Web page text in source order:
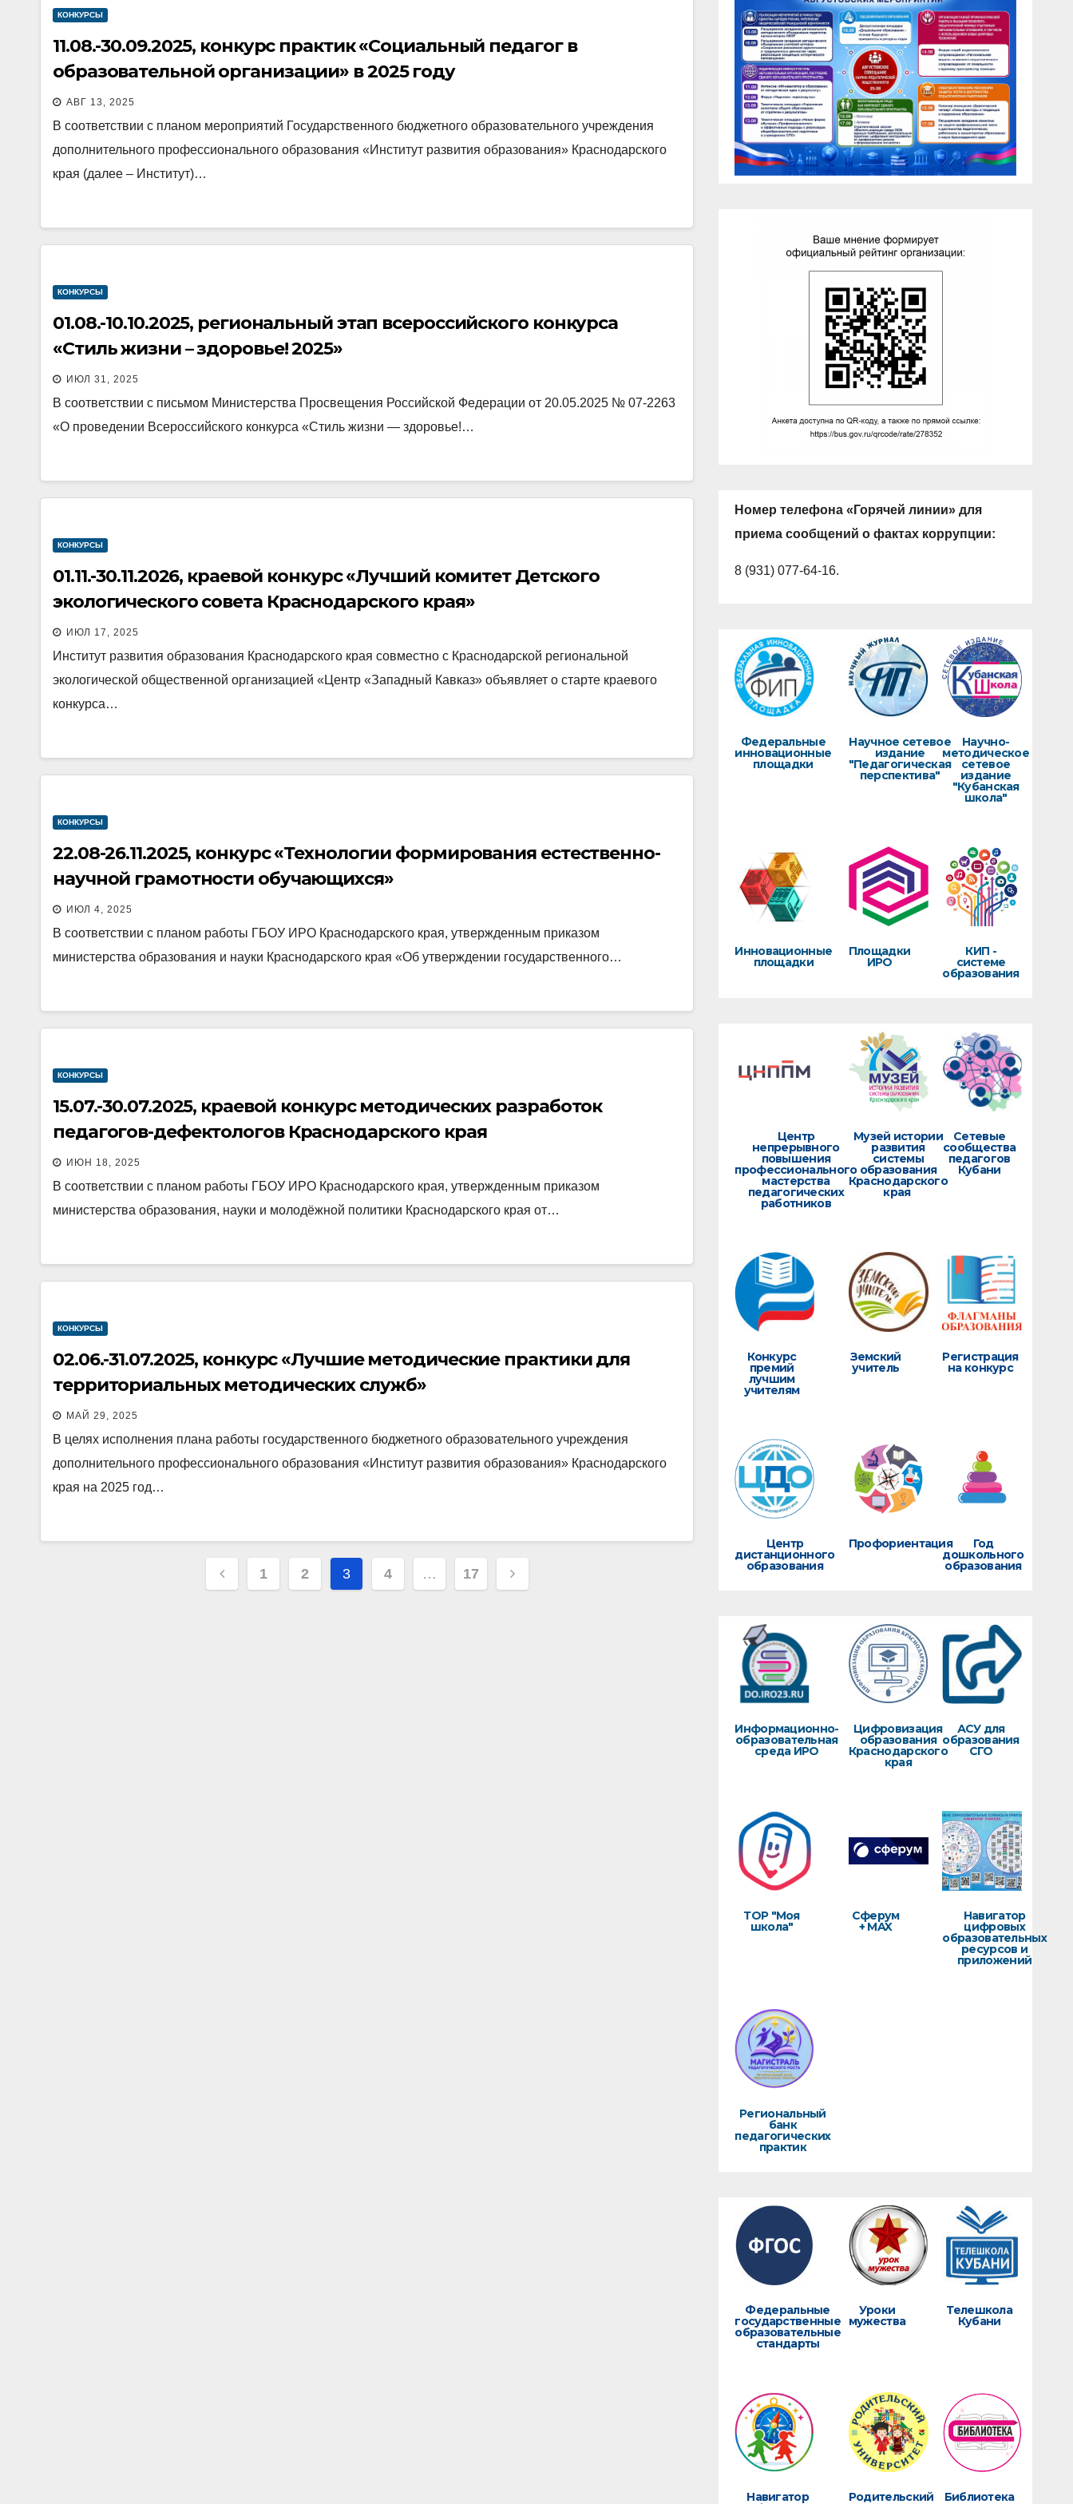
КОНКУРСЫ
11.08.-30.09.2025, конкурс практик «Социальный педагог в
образовательной организации» в 2025 году
АВГ 13, 2025
В соответствии с планом мероприятий Государственного бюджетного образовательного учреждения
дополнительного профессионального образования «Институт развития образования» Краснодарского
края (далее – Институт)…
КОНКУРСЫ
01.08.-10.10.2025, региональный этап всероссийского конкурса
«Стиль жизни – здоровье! 2025»
ИЮЛ 31, 2025
В соответствии с письмом Министерства Просвещения Российской Федерации от 20.05.2025 № 07-2263
«О проведении Всероссийского конкурса «Стиль жизни — здоровье!…
КОНКУРСЫ
01.11.-30.11.2026, краевой конкурс «Лучший комитет Детского
экологического совета Краснодарского края»
ИЮЛ 17, 2025
Институт развития образования Краснодарского края совместно с Краснодарской региональной
экологической общественной организацией «Центр «Западный Кавказ» объявляет о старте краевого
конкурса…
КОНКУРСЫ
22.08-26.11.2025, конкурс «Технологии формирования естественно-
научной грамотности обучающихся»
ИЮЛ 4, 2025
В соответствии с планом работы ГБОУ ИРО Краснодарского края, утвержденным приказом
министерства образования и науки Краснодарского края «Об утверждении государственного…
КОНКУРСЫ
15.07.-30.07.2025, краевой конкурс методических разработок
педагогов-дефектологов Краснодарского края
ИЮН 18, 2025
В соответствии с планом работы ГБОУ ИРО Краснодарского края, утвержденным приказом
министерства образования, науки и молодёжной политики Краснодарского края от…
КОНКУРСЫ
02.06.-31.07.2025, конкурс «Лучшие методические практики для
территориальных методических служб»
МАЙ 29, 2025
В целях исполнения плана работы государственного бюджетного образовательного учреждения
дополнительного профессионального образования «Институт развития образования» Краснодарского
края на 2025 год…
Пагинация
записей
1 2 3 4 … 17
Номер телефона «Горячей линии» для
приема сообщений о фактах коррупции:
8 (931) 077-64-16.
Федеральные
инновационные
площадки
Научное сетевое
издание
"Педагогическая
перспектива"
Научно-
методическое
сетевое
издание
"Кубанская
школа"
Инновационные
площадки
Площадки
ИРО
КИП -
системе
образования
Центр
непрерывного
повышения
профессионального
мастерства
педагогических
работников
Музей истории
развития
системы
образования
Краснодарского
края
Сетевые
сообщества
педагогов
Кубани
Конкурс
премий
лучшим
учителям
Земский
учитель
Регистрация
на конкурс
Центр
дистанционного
образования
Профориентация Год
дошкольного
образования
Информационно-
образовательная
среда ИРО
Цифровизация
образования
Краснодарского
края
АСУ для
образования
СГО
ТОР "Моя
школа"
Сферум
+ MAX
Навигатор
цифровых
образовательных
ресурсов и
приложений
Региональный
банк
педагогических
практик
Федеральные
государственные
образовательные
стандарты
Уроки
мужества
Телешкола
Кубани
Навигатор Родительский Библиотека